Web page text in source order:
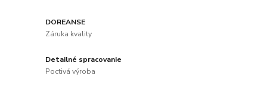
DOREANSE
Záruka kvality
Detailné spracovanie
Poctivá výroba